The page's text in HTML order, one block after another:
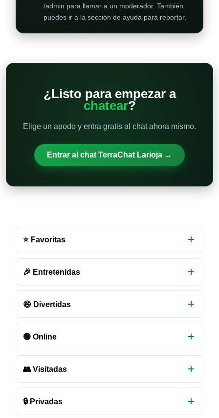
/admin para llamar a un moderador. También
puedes ir a la sección de ayuda para reportar.
¿Listo para empezar a
chatear?
Elige un apodo y entra gratis al chat ahora mismo.
Entrar al chat TerraChat Larioja →
de
chat
disponibles
⭐ Favoritas
🎉 Entretenidas
😄 Divertidas
🟢 Online
👥 Visitadas
🔒 Privadas